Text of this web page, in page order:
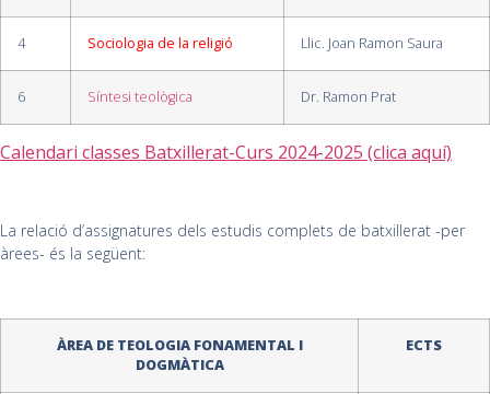
4 Sociologia de la religió Llic. Joan Ramon Saura
6 Síntesi teològica Dr. Ramon Prat
Calendari classes Batxillerat-Curs 2024-2025 (clica aquí)
La relació d’assignatures dels estudis complets de batxillerat -per
àrees- és la següent:
ÀREA DE TEOLOGIA FONAMENTAL I
DOGMÀTICA
ECTS